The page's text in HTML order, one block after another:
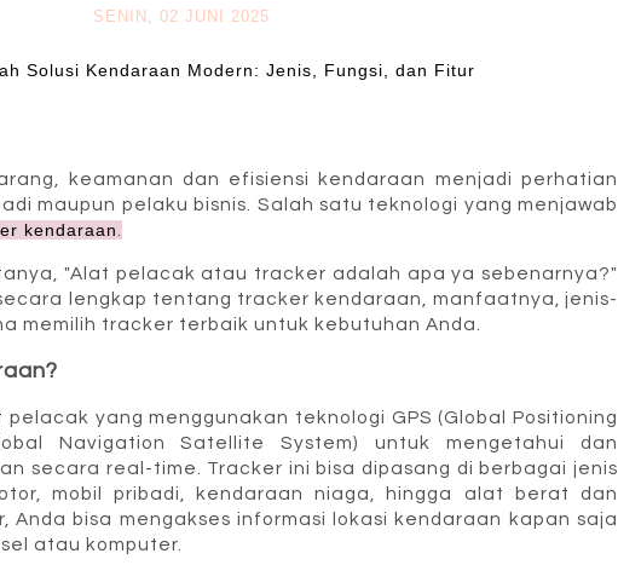
SENIN, 02 JUNI 2025
Solusi Kendaraan Modern: Jenis, Fungsi, dan Fitur
keamanan dan efisiensi kendaraan menjadi perhatian
maupun pelaku bisnis. Salah satu teknologi yang menjawab
kendaraan
"Alat pelacak atau tracker adalah apa ya sebenarnya?"
lengkap tentang tracker kendaraan, manfaatnya, jenis-
memilih tracker terbaik untuk kebutuhan Anda.
yang menggunakan teknologi GPS (Global Positioning
Navigation Satellite System) untuk mengetahui dan
secara real-time. Tracker ini bisa dipasang di berbagai jenis
mobil pribadi, kendaraan niaga, hingga alat berat dan
Anda bisa mengakses informasi lokasi kendaraan kapan saja
atau komputer.